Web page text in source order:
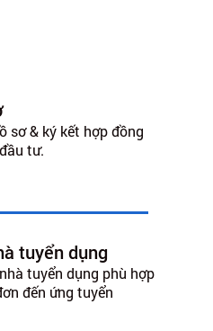
sơ & ký kết hợp đồng
tư.
tuyển dụng
tuyển dụng phù hợp
đến ứng tuyển